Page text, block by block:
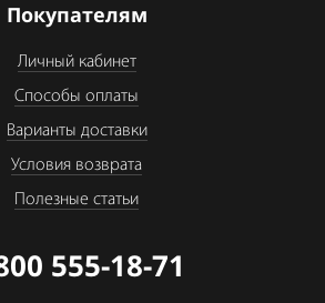
Покупателям
Личный кабинет
Способы оплаты
Варианты доставки
Условия возврата
Полезные статьи
555-18-71